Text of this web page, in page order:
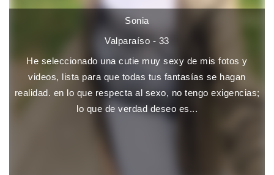
Sonia
Valparaíso - 33
He seleccionado una cutie muy sexy de mis fotos y
videos, lista para que todas tus fantasías se hagan
realidad. en lo que respecta al sexo, no tengo exigencias;
lo que de verdad deseo es...